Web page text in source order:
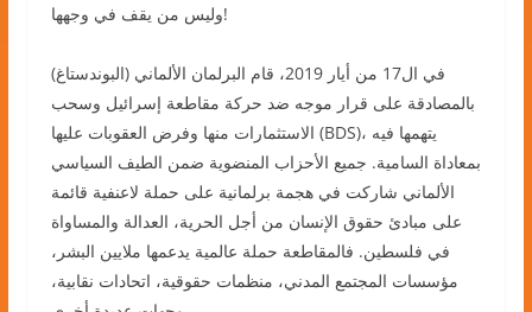
وليس من يقف في وجهها!
في ال17 من أيار 2019، قام البرلمان الألماني (البوندستاغ)
بالمصادقة على قرار موجه ضد حركة مقاطعة إسرائيل وسحب
الاستثمارات منها وفرض العقوبات عليها (BDS)، يتهمها فيه
بمعاداة السامية. جميع الأحزاب المنضوية ضمن الطيف السياسي
الألماني شاركت في هجمة برلمانية على حملة لاعنفية قائمة
على مبادئ حقوق الإنسان من أجل الحرية، العدالة والمساواة
في فلسطين. فالمقاطعة حملة عالمية يدعمها ملايين البشر،
مؤسسات المجتمع المدني، منظمات حقوقية، اتحادات نقابية،